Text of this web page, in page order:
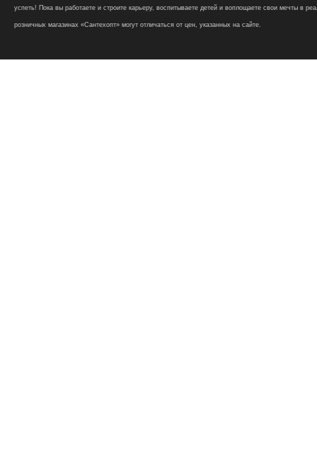
успеть! Пока вы работаете и строите карьеру, воспитываете детей и воплощаете свои мечты в
розничных магазинах «Сантехопт» могут отличаться от цен, указанных на сайте.